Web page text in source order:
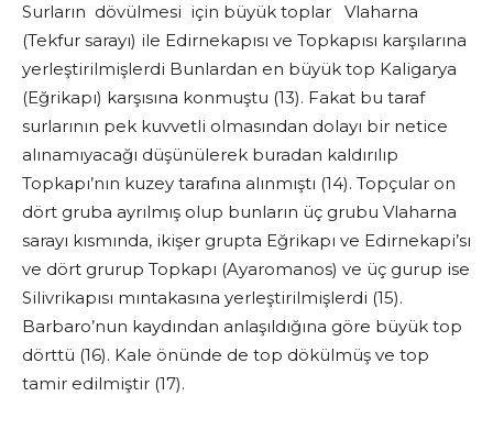
Surların dövülmesi için büyük toplar Vlaharna
(Tekfur sarayı) ile Edirnekapısı ve Topkapısı karşılarına
yerleştirilmişlerdi Bunlardan en büyük top Kaligarya
(Eğrikapı) karşısına konmuştu (13). Fakat bu taraf
surlarının pek kuvvetli olmasından dolayı bir netice
alınamıyacağı düşünülerek buradan kaldırılıp
Topkapı’nın kuzey tarafına alınmıştı (14). Topçular on
dört gruba ayrılmış olup bunların üç grubu Vlaharna
sarayı kısmında, ikişer grupta Eğrikapı ve Edirnekapi’sı
ve dört grurup Topkapı (Ayaromanos) ve üç gurup ise
Silivrikapısı mıntakasına yerleştirilmişlerdi (15).
Barbaro’nun kaydından anlaşıldığına göre büyük top
dörttü (16). Kale önünde de top dökülmüş ve top
tamir edilmiştir (17).